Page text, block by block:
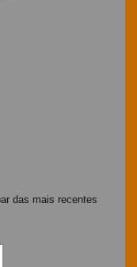
das mais recentes